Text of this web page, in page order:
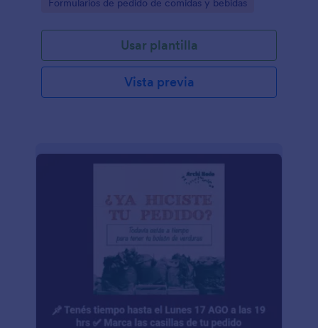
Formularios de pedido de comidas y bebidas
Usar plantilla
Vista previa